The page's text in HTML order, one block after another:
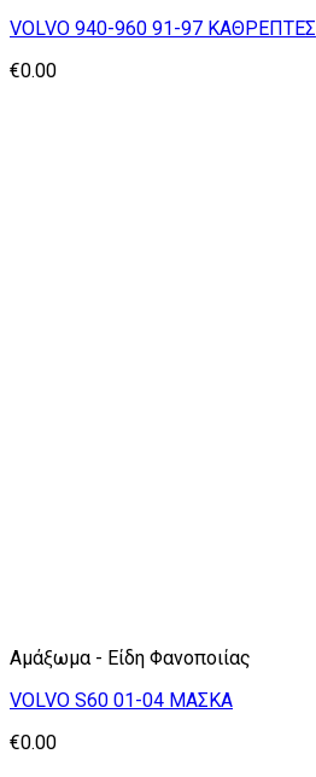
VOLVO 940-960 91-97 ΚΑΘΡΕΠΤΕΣ
€0.00
Αμάξωμα - Είδη Φανοποιίας
VOLVO S60 01-04 ΜΑΣΚΑ
€0.00